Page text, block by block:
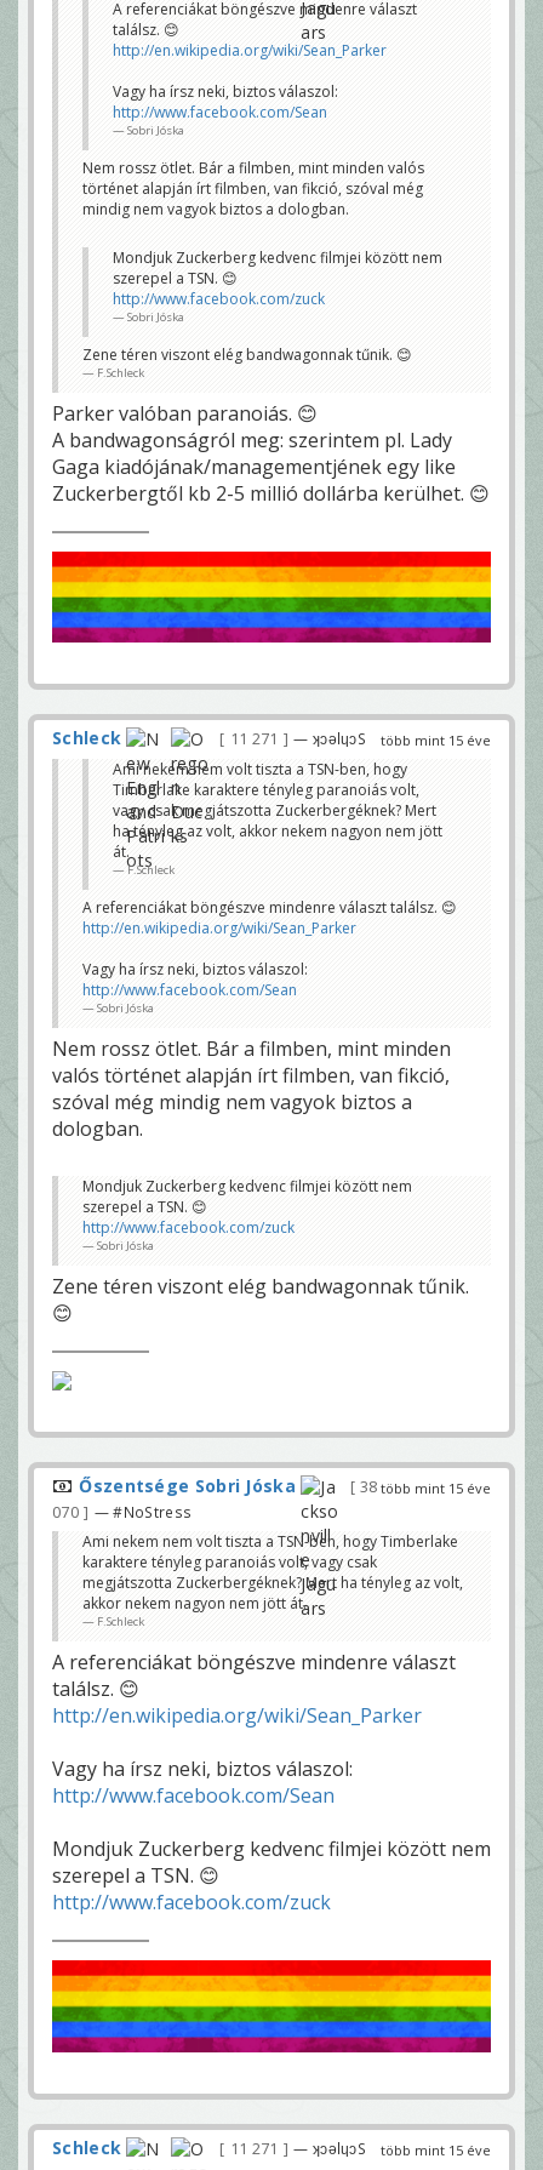
tényleg az volt, akkor nekem nagyon nem jött át.
A referenciákat böngészve mindenre választ
találsz. 😊
http://en.wikipedia.org/wiki/Sean_Parker
Vagy ha írsz neki, biztos válaszol:
http://www.facebook.com/Sean
Sobri Jóska
Nem rossz ötlet. Bár a filmben, mint minden valós
történet alapján írt filmben, van fikció, szóval még
mindig nem vagyok biztos a dologban.
Mondjuk Zuckerberg kedvenc filmjei között nem
szerepel a TSN. 😊
http://www.facebook.com/zuck
Sobri Jóska
Zene téren viszont elég bandwagonnak tűnik. 😊
F.Schleck
Parker valóban paranoiás. 😊
A bandwagonságról meg: szerintem pl. Lady
Gaga kiadójának/managementjének egy like
Zuckerbergtől kb 2-5 millió dollárba kerülhet. 😊
több mint 15 éve
Schleck 11 271 — ʞɔǝlɥɔS
Ami nekem nem volt tiszta a TSN-ben, hogy
Timberlake karaktere tényleg paranoiás volt,
vagy csak megjátszotta Zuckerbergéknek? Mert
ha tényleg az volt, akkor nekem nagyon nem jött
át.
F.Schleck
A referenciákat böngészve mindenre választ találsz. 😊
http://en.wikipedia.org/wiki/Sean_Parker
Vagy ha írsz neki, biztos válaszol:
http://www.facebook.com/Sean
Sobri Jóska
Nem rossz ötlet. Bár a filmben, mint minden
valós történet alapján írt filmben, van fikció,
szóval még mindig nem vagyok biztos a
dologban.
Mondjuk Zuckerberg kedvenc filmjei között nem
szerepel a TSN. 😊
http://www.facebook.com/zuck
Sobri Jóska
Zene téren viszont elég bandwagonnak tűnik.
😊
több mint 15 éve
Őszentsége Sobri Jóska
38
070
— #NoStress
Ami nekem nem volt tiszta a TSN-ben, hogy Timberlake
karaktere tényleg paranoiás volt, vagy csak
megjátszotta Zuckerbergéknek? Mert ha tényleg az volt,
akkor nekem nagyon nem jött át.
F.Schleck
A referenciákat böngészve mindenre választ
találsz. 😊
http://en.wikipedia.org/wiki/Sean_Parker
Vagy ha írsz neki, biztos válaszol:
http://www.facebook.com/Sean
Mondjuk Zuckerberg kedvenc filmjei között nem
szerepel a TSN. 😊
http://www.facebook.com/zuck
több mint 15 éve
Schleck 11 271 — ʞɔǝlɥɔS